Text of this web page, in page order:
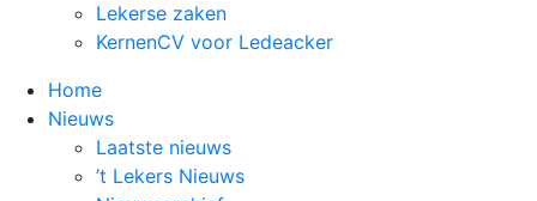
Lekerse zaken
KernenCV voor Ledeacker
Home
Nieuws
Laatste nieuws
’t Lekers Nieuws